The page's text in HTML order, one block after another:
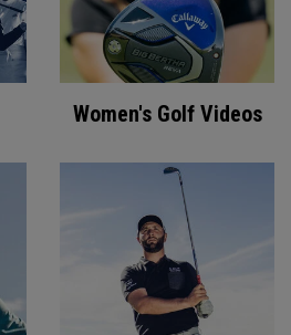
Women's Golf Videos